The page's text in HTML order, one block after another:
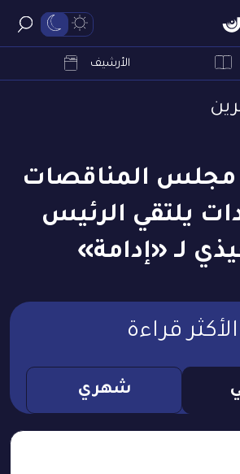
الأرشيف
مجلس المناقصات
يلتقي الرئيس
لـ «إدامة»
الأكثر قراءة
شهري